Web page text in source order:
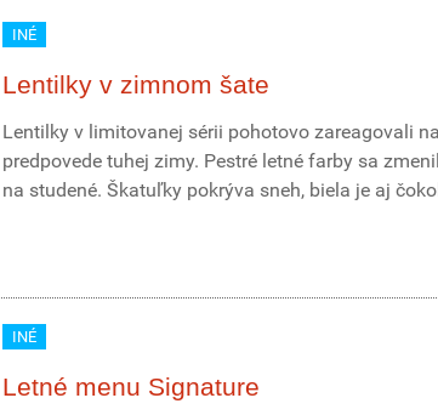
INÉ
Lentilky v zimnom šate
Lentilky v limitovanej sérii pohotovo zareagovali na
predpovede tuhej zimy. Pestré letné farby sa
na studené. Škatuľky pokrýva sneh, biela je aj
INÉ
Letné menu Signature